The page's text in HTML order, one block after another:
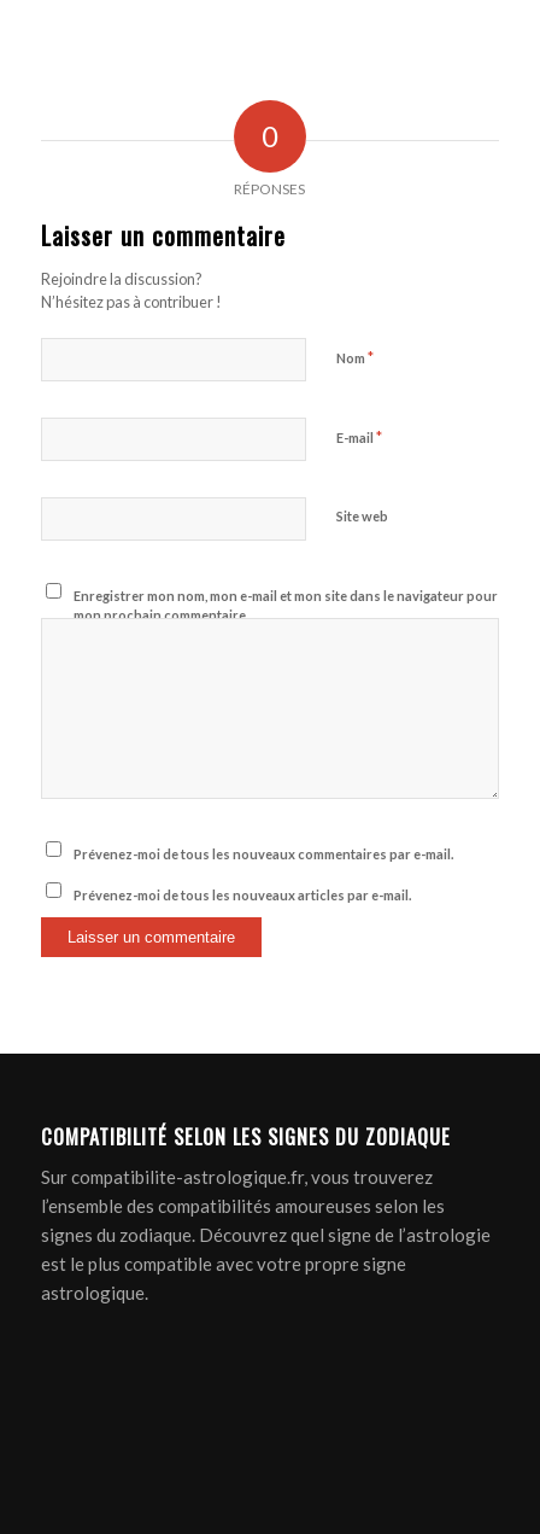
0
RÉPONSES
Laisser un commentaire
Rejoindre la discussion?
N’hésitez pas à contribuer !
Nom *
E-mail *
Site web
Enregistrer mon nom, mon e-mail et mon site dans le navigateur pour
mon prochain commentaire.
Prévenez-moi de tous les nouveaux commentaires par e-mail.
Prévenez-moi de tous les nouveaux articles par e-mail.
COMPATIBILITÉ SELON LES SIGNES DU ZODIAQUE
Sur compatibilite-astrologique.fr, vous trouverez
l’ensemble des compatibilités amoureuses selon les
signes du zodiaque. Découvrez quel signe de l’astrologie
est le plus compatible avec votre propre signe
astrologique.